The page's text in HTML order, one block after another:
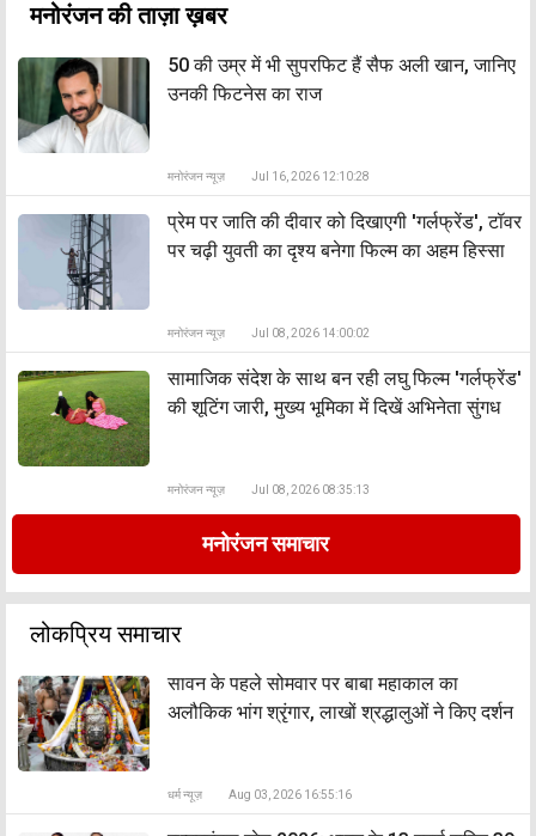
मनोरंजन की ताज़ा ख़बर
50 की उम्र में भी सुपरफिट हैं सैफ अली खान, जानिए
उनकी फिटनेस का राज
मनोरंजन न्यूज़ Jul 16, 2026 12:10:28
प्रेम पर जाति की दीवार को दिखाएगी 'गर्लफ्रेंड', टॉवर
पर चढ़ी युवती का दृश्य बनेगा फिल्म का अहम हिस्सा
मनोरंजन न्यूज़ Jul 08, 2026 14:00:02
सामाजिक संदेश के साथ बन रही लघु फिल्म 'गर्लफ्रेंड'
की शूटिंग जारी, मुख्य भूमिका में दिखें अभिनेता सुंगध
मनोरंजन न्यूज़ Jul 08, 2026 08:35:13
मनोरंजन समाचार
लोकप्रिय समाचार
सावन के पहले सोमवार पर बाबा महाकाल का
अलौकिक भांग श्रृंगार, लाखों श्रद्धालुओं ने किए दर्शन
धर्म न्यूज़ Aug 03, 2026 16:55:16